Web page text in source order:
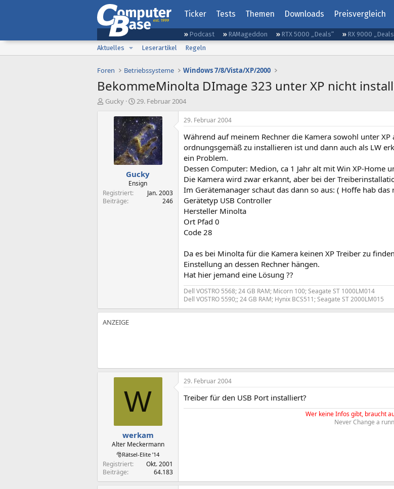
Ticker Tests Themen Downloads Preisvergleich
Podcast RAMageddon RTX 5000 „Deals“ RX 9000
Aktuelles
Leserartikel Regeln
Foren Betriebssysteme Windows 7/8/Vista/XP/2000
BekommeMinolta DImage 323 unter XP nicht
E
Gucky
E
s
t
e
l
l
t
a
m
29. Februar 2004
Gucky
Ensign
Registriert
Jan. 2003
Beiträge
246
29. Februar 2004
Während auf meinem Rechner die Kamera sowohl unter
ordnungsgemäß zu installieren ist und dann auch als LW
ein Problem.
Dessen Computer: Medion, ca 1 Jahr alt mit Win XP-Home
Die Kamera wird zwar erkannt, aber bei der
Im Gerätemanager schaut das dann so aus: ( Hoffe hab
Gerätetyp USB Controller
Hersteller Minolta
Ort Pfad 0
Code 28
Da es bei Minolta für die Kamera keinen XP Treiber zu
Einstellung an dessen Rechner hängen.
Hat hier jemand eine Lösung ??
Dell VOSTRO 5568; 24 GB RAM; Micorn 100; Seagate ST 1000LM014
Dell VOSTRO 5590;; 24 GB RAM; Hynix BCS511; Seagate ST 2000LM015
W
werkam
Alter Meckermann
🎅Rätsel-Elite ’14
Registriert
Okt. 2001
Beiträge
64.183
29. Februar 2004
Treiber für den USB Port installiert?
Wer keine Infos gibt, braucht
Never Change a